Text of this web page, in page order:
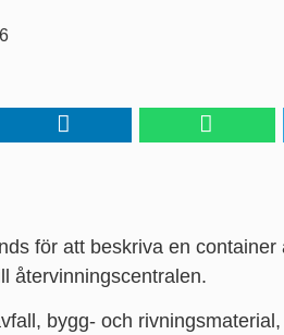
för att beskriva en
återvinningscentralen.
bygg- och